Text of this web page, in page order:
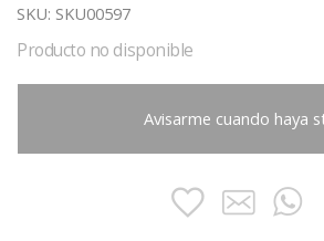
SKU: SKU00597
Producto no disponible
Avisarme cuando haya